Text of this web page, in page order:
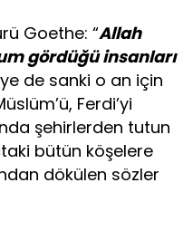
Goethe: “Allah
gördüğü insanları
de sanki o an için
Ferdi’yi
şehirlerden tutun
bütün köşelere
dökülen sözler